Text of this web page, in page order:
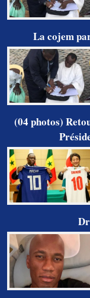
La cojem
(04 photos)